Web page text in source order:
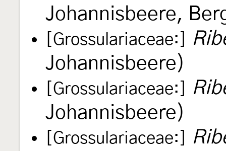
Johannisbeere,
[Grossulariaceae:]
Johannisbeere)
[Grossulariaceae:]
Johannisbeere)
[Grossulariaceae:]